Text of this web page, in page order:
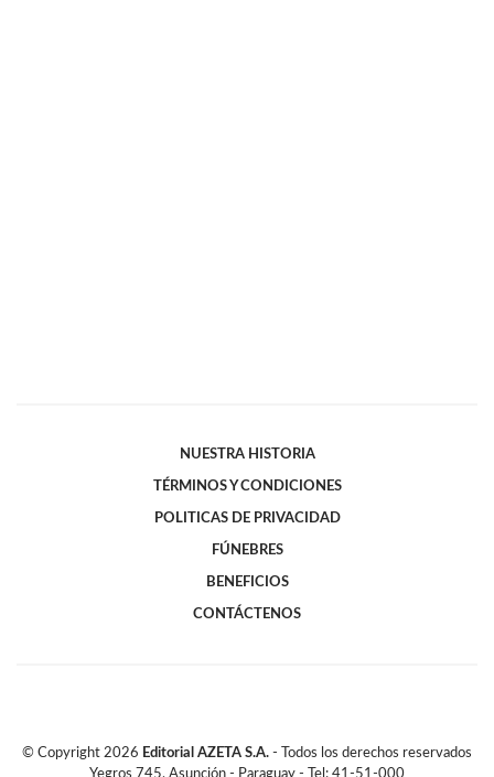
NUESTRA HISTORIA
TÉRMINOS Y CONDICIONES
POLITICAS DE PRIVACIDAD
FÚNEBRES
BENEFICIOS
CONTÁCTENOS
© Copyright 2026 Editorial AZETA S.A. - Todos los derechos reservados
Yegros 745, Asunción - Paraguay - Tel: 41-51-000